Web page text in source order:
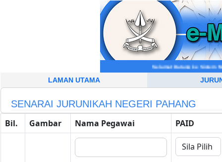
Selamat Datang ke Sistem
LAMAN UTAMA
SENARAI JURUNIKAH NEGERI PAHANG
Bil.
Gambar Nama Pegawai PAID